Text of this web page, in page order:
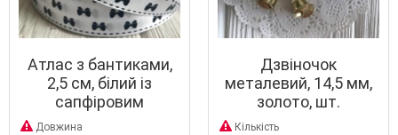
Атлас з бантиками,
2,5 см, білий із
сапфіровим
Довжина
Дзвіночок
металевий, 14,5 мм,
золото, шт.
Кількість